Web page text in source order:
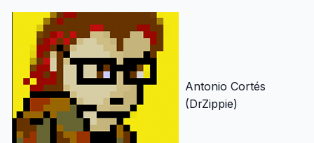
Antonio Cortés
(DrZippie)